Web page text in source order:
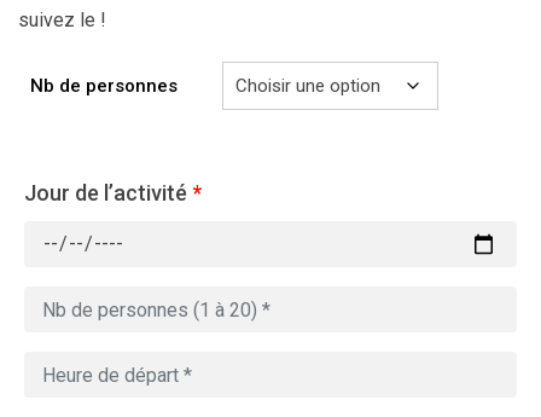
suivez le !
Nb de personnes
Jour de l’activité *